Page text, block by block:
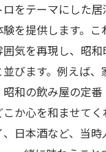
をテーマにした
を提供します。こ
気を再現し、昭
びます。例えば
和の飲み屋の定番
こか心を和ませて
日本酒など、当